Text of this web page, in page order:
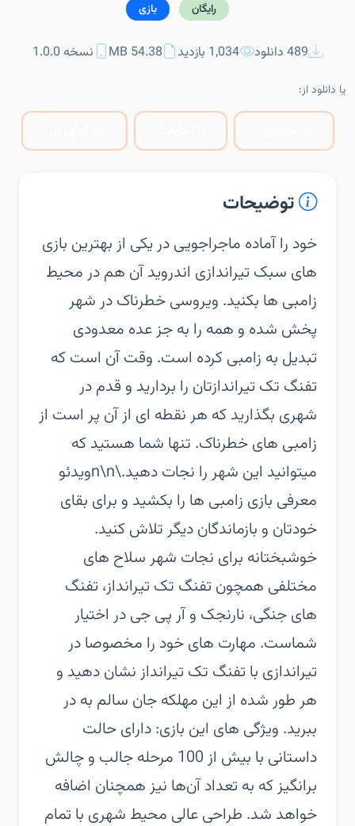
رایگان بازی
489 دانلود 1,034 بازدید 54.38 MB نسخه 1.0.0
یا دانلود از:
توضیحات
‏‏خود را آماده ماجراجویی در یکی از بهترین بازی
های سبک تیراندازی اندروید آن هم در محیط
زامبی ها بکنید. ویروسی خطرناک در شهر
پخش شده و همه را به جز عده معدودی
تبدیل به زامبی کرده است. وقت آن است که
تفنگ تک تیراندازتان را بردارید و قدم در
شهری بگذارید که هر نقطه ای از آن پر است از
زامبی های خطرناک. تنها شما هستید که
میتوانید این شهر را نجات دهید.\n\nویدئو
معرفی بازی‏ زامبی ها را بکشید و برای بقای
خودتان و بازماندگان دیگر تلاش کنید.
خوشبختانه برای نجات شهر سلاح های
مختلفی همچون تفنگ تک تیرانداز، تفنگ
های جنگی، نارنجک و آر پی جی در اختیار
شماست. مهارت های خود را مخصوصا در
تیراندازی با تفنگ تک تیرانداز نشان دهید و
هر طور شده از این مهلکه جان سالم به در
ببرید.‏ ویژگی های این بازی:‏ دارای حالت
داستانی با بیش از 100 مرحله جالب و چالش
برانگیز که به تعداد آن‌ها نیز همچنان اضافه
خواهد شد.‏ طراحی عالی محیط شهری با تمام